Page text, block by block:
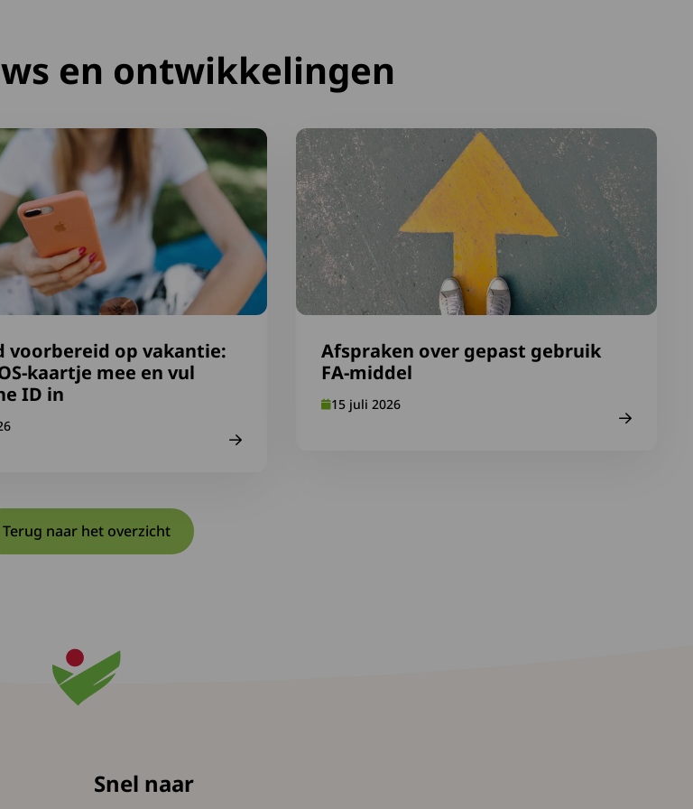
en ontwikkelingen
voorbereid op vakantie:
kaartje mee en vul
ID in
Ga goed voorbereid op vakantie: neem SOS-kaartje mee en vul Medische ID in
Afspraken over gepast gebruik
FA-middel
15 juli 2026
Lees meer over Afspraken over gepast gebruik FA-middel
Terug naar het overzicht
Snel naar